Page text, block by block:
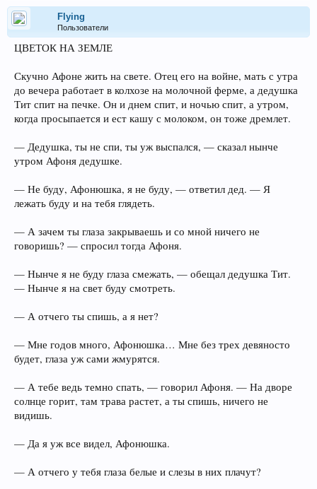
Flying
Пользователи
ЦВЕТОК НА ЗЕМЛЕ
Скучно Афоне жить на свете. Отец его на войне, мать с утра
до вечера работает в колхозе на молочной ферме, а дедушка
Тит спит на печке. Он и днем спит, и ночью спит, а утром,
когда просыпается и ест кашу с молоком, он тоже дремлет.
— Дедушка, ты не спи, ты уж выспался, — сказал нынче
утром Афоня дедушке.
— Не буду, Афонюшка, я не буду, — ответил дед. — Я
лежать буду и на тебя глядеть.
— А зачем ты глаза закрываешь и со мной ничего не
говоришь? — спросил тогда Афоня.
— Нынче я не буду глаза смежать, — обещал дедушка Тит.
— Нынче я на свет буду смотреть.
— А отчего ты спишь, а я нет?
— Мне годов много, Афонюшка… Мне без трех девяносто
будет, глаза уж сами жмурятся.
— А тебе ведь темно спать, — говорил Афоня. — На дворе
солнце горит, там трава растет, а ты спишь, ничего не
видишь.
— Да я уж все видел, Афонюшка.
— А отчего у тебя глаза белые и слезы в них плачут?